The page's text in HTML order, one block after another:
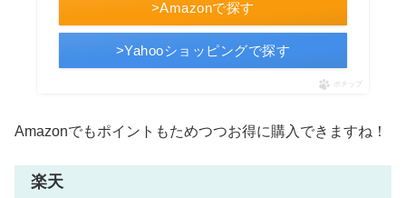
>Amazonで探す
>Yahooショッピングで探す
ポチップ
Amazonでもポイントもためつつお得に購入できますね！
楽天